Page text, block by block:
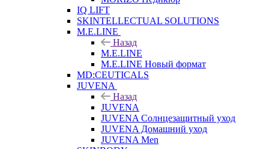
IQ LIFT
SKINTELLECTUAL SOLUTIONS
M.E.LINE
Назад
M.E.LINE
M.E.LINE Новый формат
MD:CEUTICALS
JUVENA
Назад
JUVENA
JUVENA Солнцезащитный уход
JUVENA Домашний уход
JUVENA Men